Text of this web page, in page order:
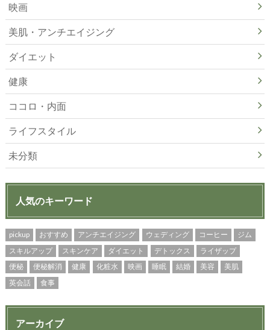
映画
美肌・アンチエイジング
ダイエット
健康
ココロ・内面
ライフスタイル
未分類
人気のキーワード
pickup おすすめ アンチエイジング ウェディング コーヒー
ジム
スキルアップ
スキンケア ダイエット デトックス
ライザップ
便秘
便秘解消 健康 化粧水 映画 睡眠 結婚 美容
美肌
英会話
食事
アーカイブ